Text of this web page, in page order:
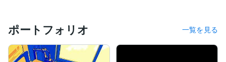
ポートフォリオ 一覧を見る